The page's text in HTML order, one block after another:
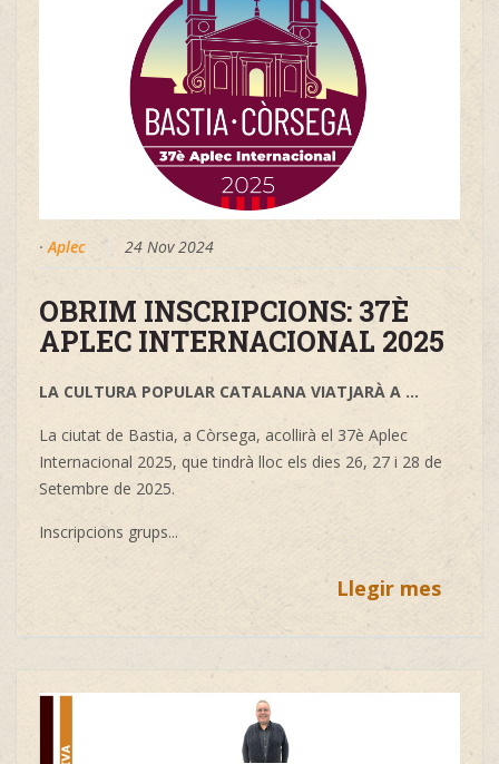
·Aplec 24 Nov 2024
OBRIM INSCRIPCIONS: 37È
APLEC INTERNACIONAL 2025
LA CULTURA POPULAR CATALANA VIATJARÀ A ...
La ciutat de Bastia, a Còrsega, acollirà el 37è Aplec
Internacional 2025, que tindrà lloc els dies 26, 27 i 28 de
Setembre de 2025.
Inscripcions grups...
Llegir mes